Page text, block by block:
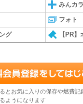
みんカ
フォト
グ 【PR
とお気に入りの保存や燃費記
ようになります